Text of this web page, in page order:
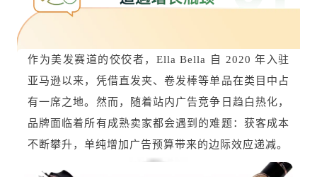
作为美发赛道的佼佼者，Ella Bella 自 2020 年入驻
亚马逊以来，凭借直发夹、卷发棒等单品在类目中占
有一席之地。然而，随着站内广告竞争日趋白热化，
品牌面临着所有成熟卖家都会遇到的难题：获客成本
不断攀升，单纯增加广告预算带来的边际效应递减。